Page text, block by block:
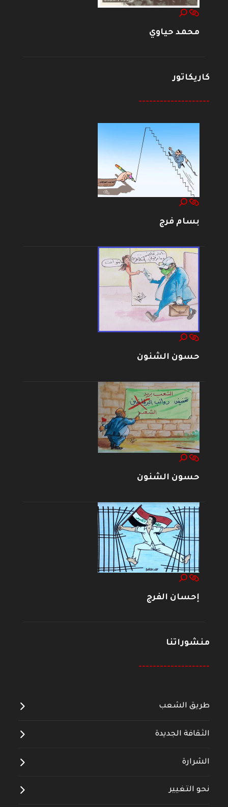
محمد حياوي
كاريكاتور
--------------------
بسام فرج
حسون الشنون
حسون الشنون
إحسان الفرج
منشوراتنا
--------------------
طريق الشعب
الثقافة الجديدة
الشرارة
نحو التغيير